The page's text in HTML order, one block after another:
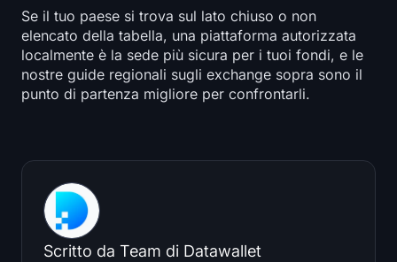
Se il tuo paese si trova sul lato chiuso o non
elencato della tabella, una piattaforma autorizzata
localmente è la sede più sicura per i tuoi fondi, e le
nostre guide regionali sugli exchange sopra sono il
punto di partenza migliore per confrontarli.
Scritto da Team di Datawallet